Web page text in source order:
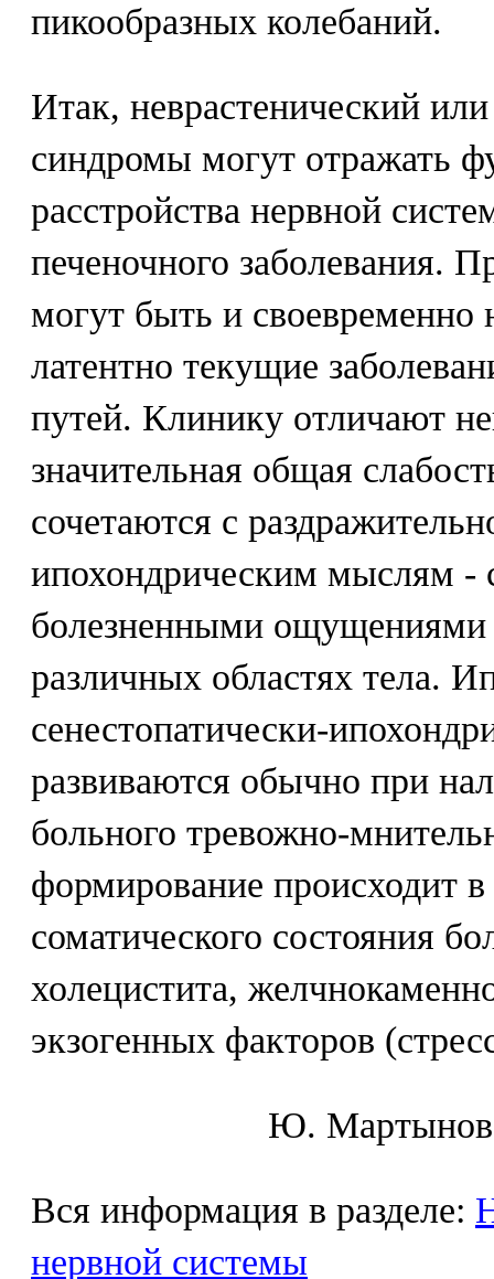
пикообразных колебаний.
Итак, неврастенический
синдромы могут отражать
расстройства нервной
печеночного заболевания.
могут быть и своевременно
латентно текущие
путей. Клинику отличают
значительная общая
сочетаются с
ипохондрическим мыслям -
болезненными ощущениями
различных областях тела.
сенестопатически-
развиваются обычно при
больного тревожно-
формирование происходит
соматического состояния
холецистита,
экзогенных факторов
Ю.
Вся информация в разделе:
нервной системы